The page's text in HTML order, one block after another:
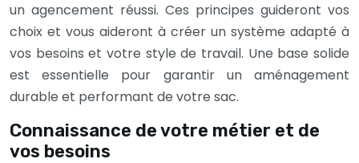
un agencement réussi. Ces principes guideront vos
choix et vous aideront à créer un système adapté à
vos besoins et votre style de travail. Une base solide
est essentielle pour garantir un aménagement
durable et performant de votre sac.
Connaissance de votre métier et de
vos besoins